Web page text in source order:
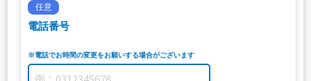
任意
電話番号
※電話でお時間の変更をお願いする場合がございます